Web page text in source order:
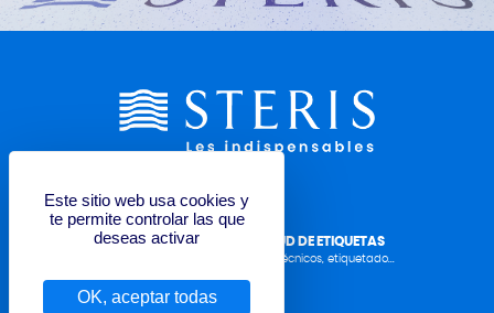
FORMULARIO DE SOLICITUD DE ETIQUETAS
Manual del operador, datos técnicos, etiquetado...
Este sitio web usa cookies y
te permite controlar las que
deseas activar
OK, aceptar todas